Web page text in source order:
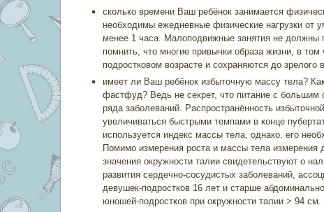
сколько времени Ваш ребёнок занимается
необходимы ежедневные физические нагрузки от
менее 1 часа. Малоподвижные занятия не
помнить, что многие привычки образа жизни, в
подростковом возрасте и сохраняются до зрелого
имеет ли Ваш ребёнок избыточную массу тела?
фастфуд? Ведь не секрет, что питание с
ряда заболеваний. Распространённость
увеличиваться быстрыми темпами в конце
используется индекс массы тела, однако, его
Помимо измерения роста и массы тела
значения окружности талии свидетельствуют о
развития сердечно-сосудистых заболеваний,
девушек-подростков 16 лет и старше
юношей-подростков при окружности талии > 94 см.